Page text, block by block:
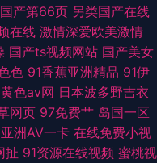
国产第66页 另类国产在线
在线 激情深爱欧美激情
国产ts视频网站 国产美女
色 91香蕉亚洲精品 91伊
黄色av网 日本波多野吉衣
网页 97免费艹 岛国一区
亚洲AV一卡 在线免费小视
扯 91资源在线视频 蜜桃视